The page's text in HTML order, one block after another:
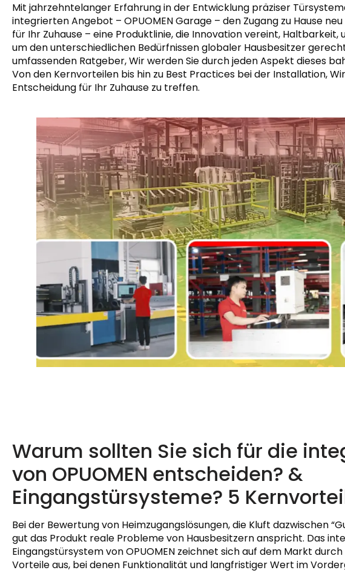
Mit jahrzehntelanger Erfahrung in der Entwicklung präziser
integrierten Angebot – OPUOMEN Garage – den Zugang zu Hause
für Ihr Zuhause – eine Produktlinie, die Innovation vereint, Haltbarkeit,
um den unterschiedlichen Bedürfnissen globaler Hausbesitzer
umfassenden Ratgeber, Wir werden Sie durch jeden Aspekt dieses
Von den Kernvorteilen bis hin zu Best Practices bei der Installation,
Entscheidung für Ihr Zuhause zu treffen.
Warum sollten Sie sich für die
von OPUOMEN entscheiden? &
Eingangstürsysteme? 5
Bei der Bewertung von Heimzugangslösungen, die Kluft dazwischen
gut das Produkt reale Probleme von Hausbesitzern anspricht. Das
Eingangstürsystem von OPUOMEN zeichnet sich auf dem Markt
Vorteile aus, bei denen Funktionalität und langfristiger Wert im